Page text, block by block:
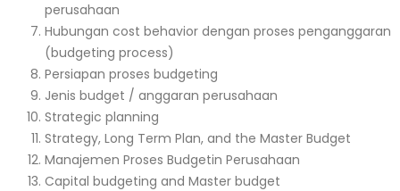
perusahaan
Hubungan cost behavior dengan proses penganggaran
(budgeting process)
Persiapan proses budgeting
Jenis budget / anggaran perusahaan
Strategic planning
Strategy, Long Term Plan, and the Master Budget
Manajemen Proses Budgetin Perusahaan
Capital budgeting and Master budget